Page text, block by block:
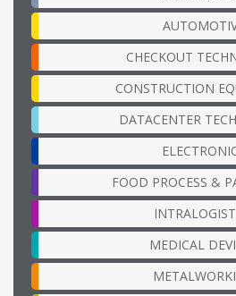
CHECKOUT
CONSTRUCTION
DATACENTER
FOOD PROCESS &
MEDICAL